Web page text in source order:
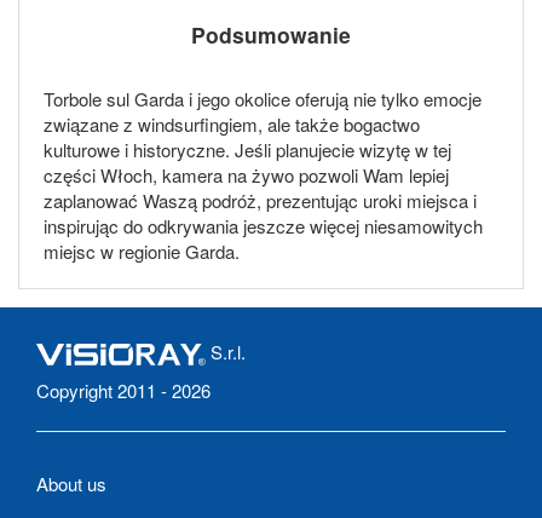
Podsumowanie
Torbole sul Garda i jego okolice oferują nie tylko emocje
związane z windsurfingiem, ale także bogactwo
kulturowe i historyczne. Jeśli planujecie wizytę w tej
części Włoch, kamera na żywo pozwoli Wam lepiej
zaplanować Waszą podróż, prezentując uroki miejsca i
inspirując do odkrywania jeszcze więcej niesamowitych
miejsc w regionie Garda.
S.r.l.
Copyright 2011 - 2026
About us